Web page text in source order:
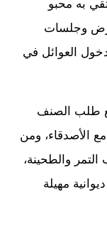
به محبو
وجلسات
العوائل في
طلب الصنف
الأصدقاء، ومن
التمر والطحينة،
مهيلة